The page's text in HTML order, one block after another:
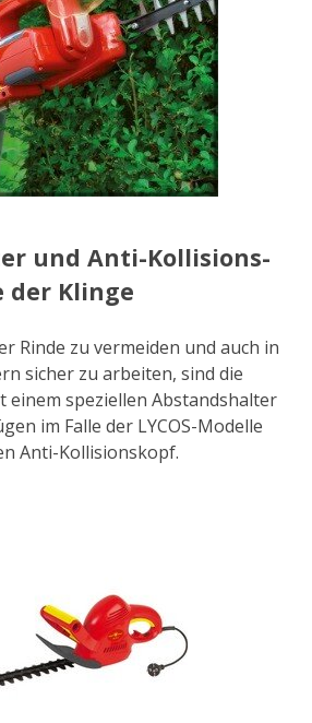
und Anti-Kollisions-
der Klinge
Rinde zu vermeiden und auch in
sicher zu arbeiten, sind die
einem speziellen Abstandshalter
im Falle der LYCOS-Modelle
Anti-Kollisionskopf.